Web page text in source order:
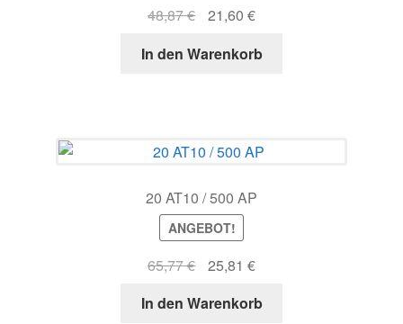
48,87€
Ursprünglicher
war:
21,60 €Aktueller
ist:
In den Warenkorb
20 AT10 / 500 AP
ANGEBOT!
65,77€
Ursprünglicher
war:
25,81 €Aktueller
ist:
In den Warenkorb